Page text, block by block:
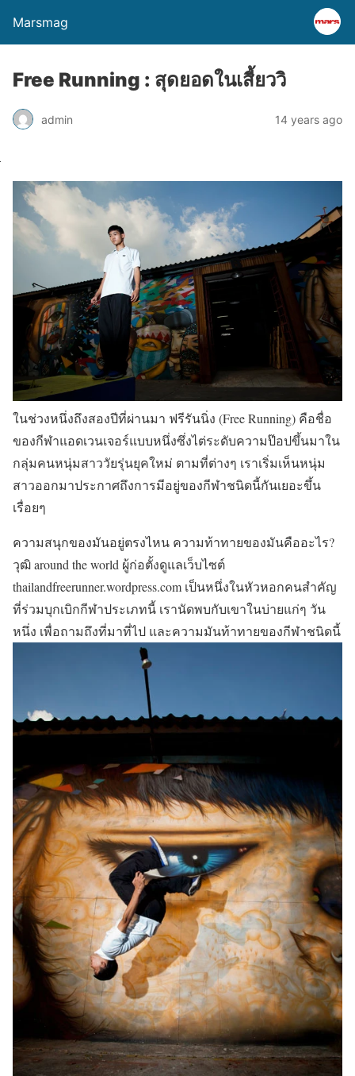
Marsmag
Free Running : สุดยอดในเสี้ยววิ
admin 14 years ago
ในช่วงหนึ่งถึงสองปีที่ผ่านมา ฟรีรันนิ่ง (Free Running) คือชื่อ
ของกีฬาแอดเวนเจอร์แบบหนึ่งซึ่งไต่ระดับความป๊อปขึ้นมาใน
กลุ่มคนหนุ่มสาววัยรุ่นยุคใหม่ ตามที่ต่างๆ เราเริ่มเห็นหนุ่ม
สาวออกมาประกาศถึงการมีอยู่ของกีฬาชนิดนี้กันเยอะขึ้น
เรื่อยๆ
ความสนุกของมันอยู่ตรงไหน ความท้าทายของมันคืออะไร?
วุฒิ around the world ผู้ก่อตั้งดูแลเว็บไซต์
thailandfreerunner.wordpress.com เป็นหนึ่งในหัวหอกคนสำคัญ
ที่ร่วมบุกเบิกกีฬาประเภทนี้ เรานัดพบกับเขาในบ่ายแก่ๆ วัน
หนึ่ง เพื่อถามถึงที่มาที่ไป และความมันท้าทายของกีฬาชนิดนี้